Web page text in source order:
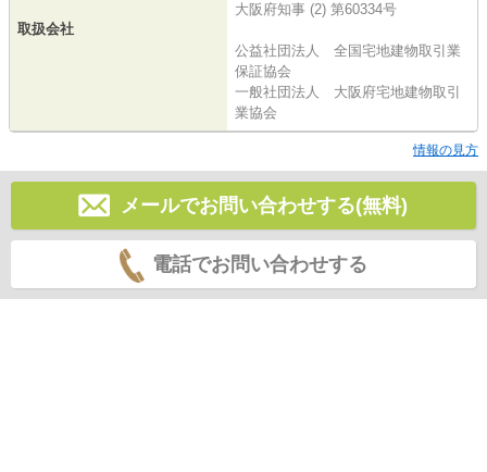
取扱会社
大阪府知事 (2) 第60334号
公益社団法人 全国宅地建物取引業
保証協会
一般社団法人 大阪府宅地建物取引
業協会
情報の見方
メールでお問い合わせする(無料)
電話でお問い合わせする